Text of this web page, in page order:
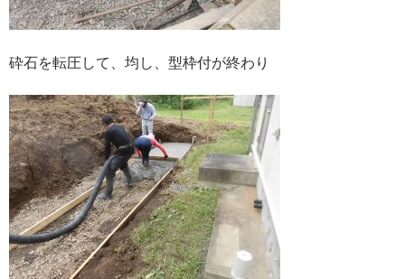
砕石を転圧して、均し、型枠付が終わり